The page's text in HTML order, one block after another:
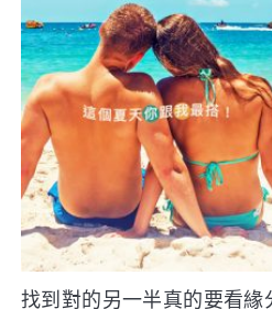
找到對的另一半真的要看